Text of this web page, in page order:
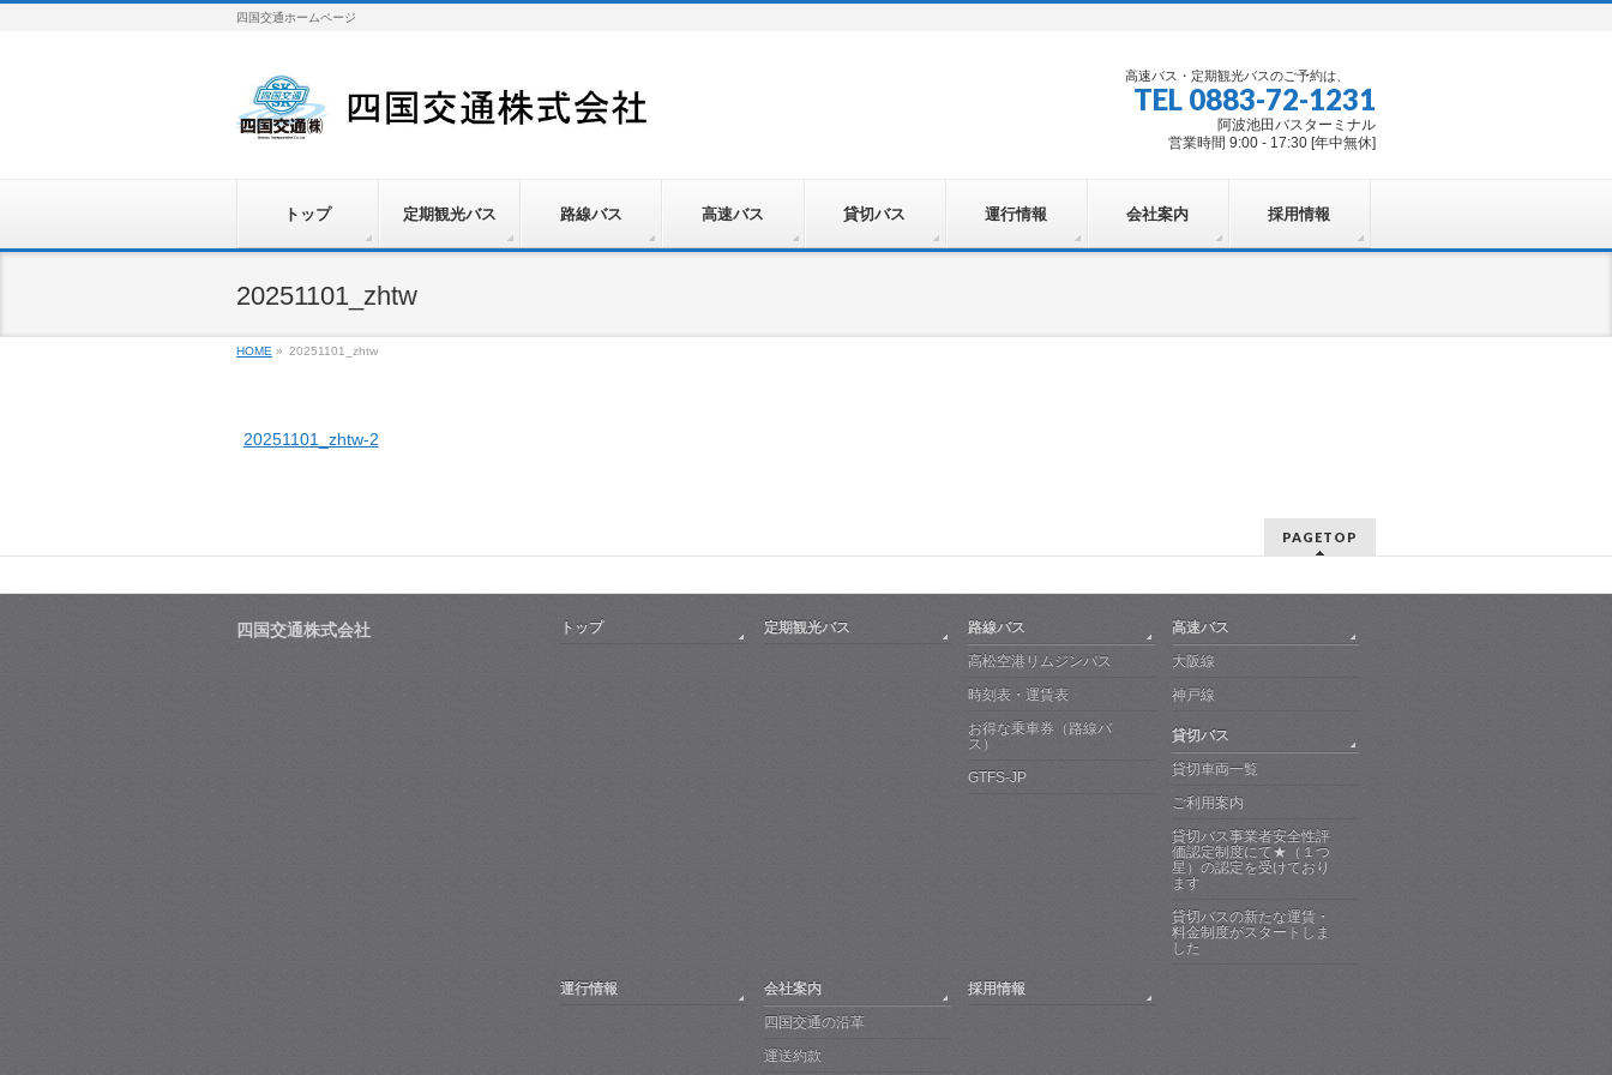
四国交通ホームページ
高速バス・定期観光バスのご予約は、
TEL 0883-72-1231
阿波池田バスターミナル
営業時間 9:00 - 17:30 [年中無休]
トップ 定期観光バス 路線バス 高速バス 貸切バス 運行情報 会社案内 採用情報
20251101_zhtw
HOME » 20251101_zhtw
20251101_zhtw-2
PAGETOP
四国交通株式会社 トップ 定期観光バス
路線バス
高松空港リムジンバス
時刻表・運賃表
お得な乗車券（路線バ
ス）
GTFS-JP
高速バス
大阪線
神戸線
貸切バス
貸切車両一覧
ご利用案内
貸切バス事業者安全性評
価認定制度にて★（１つ
星）の認定を受けており
ます
貸切バスの新たな運賃・
料金制度がスタートしま
した
運行情報
会社案内
四国交通の沿革
運送約款
採用情報